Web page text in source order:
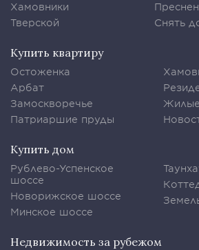
Хамовники
Тверской
Снять
Купить квартиру
Остоженка
Арбат
Замоскворечье
Патриаршие пруды
Купить дом
Рублево-Успенское
шоссе
Новорижское шоссе
Минское шоссе
Недвижимость за рубежом